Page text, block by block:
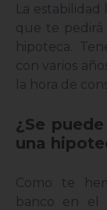
La
que te
hipoteca.
con varios
la hora de
¿Se
una
Como te
banco en el